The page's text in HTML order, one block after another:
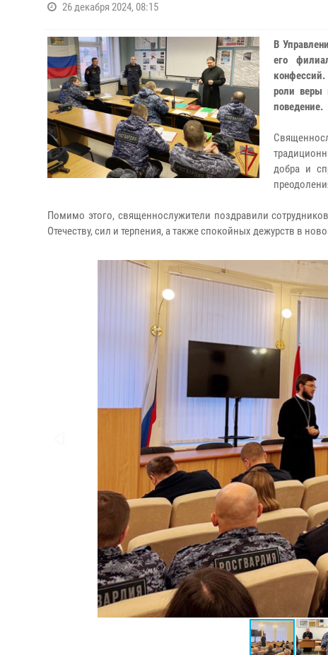
26 декабря 2024, 08:15
В
его
роли веры
поведение.
добра и
Помимо этого, священнослужители поздравили
Отечеству, сил и терпения, а также спокойных дежурств в